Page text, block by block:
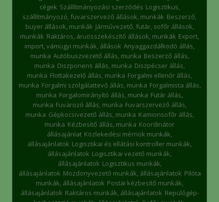
cégek Szállítmányozási szerződés Logisztikus,
szállítmányozó, fuvarszervező állások, munkák Beszerző,
buyer állások, munkák Járművezető, futár, sofőr állások,
munkák Raktáros, áruösszekészítő állások, munkák Export,
import, vámügyi munkák, állások Anyaggazdálkodó állás,
munka Autóbuszvezető állás, munka Beszerző állás,
munka Diszponens állás, munka Diszpécser állás,
munka Flottakezelő állás, munka Forgalmi ellenőr állás,
munka Forgalmi szolgálattevő állás, munka Forgalmista állás,
munka Forgalomirányító állás, munka Futár állás,
munka Fuvarozó állás, munka Fuvarszervező állás,
munka Gépkocsivezető állás, munka Kamionsofőr állás,
munka Kézbesítő állás, munka Koordinátor
állásajánlat Közlekedési mérnök munkák,
állásajánlatok Logisztikai és ellátási kontroller munkák,
állásajánlatok Logisztikai vezető munkák,
állásajánlatok Logisztikus munkák,
állásajánlatok Mozdonyvezető munkák, állásajánlatok Pilóta
munkák, állásajánlatok Postai kézbesítő munkák,
állásajánlatok Raktáros munkák, állásajánlatok Repülőgép-